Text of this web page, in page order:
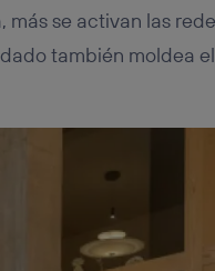
se activan las
también moldea